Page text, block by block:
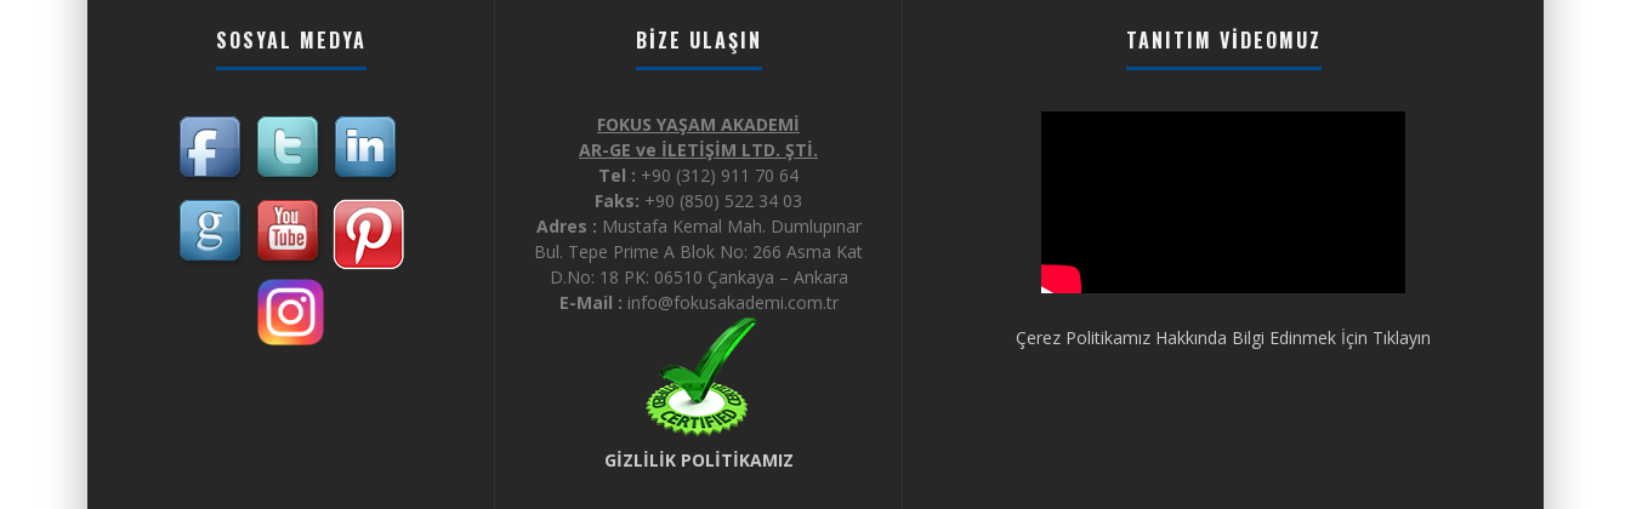
SOSYAL MEDYA BIZE ULAŞIN
FOKUS YAŞAM AKADEMİ
AR-GE ve İLETİŞİM LTD. ŞTİ.
Tel : +90 (312) 911 70 64
Faks: +90 (850) 522 34 03
Adres : Mustafa Kemal Mah. Dumlupınar
Bul. Tepe Prime A Blok No: 266 Asma Kat
D.No: 18 PK: 06510 Çankaya – Ankara
E-Mail : info@fokusakademi.com.tr
GİZLİLİK POLİTİKAMIZ
TANITIM VIDEOMUZ
Çerez Politikamız Hakkında Bilgi Edinmek İçin Tıklayın